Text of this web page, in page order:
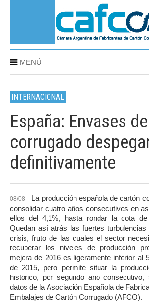
MENÚ
INTERNACIONAL
España: Envases de
corrugado
definitivamente
08/08 – La producción española de cartón
consolidar cuatro años consecutivos en
ellos del 4,1%, hasta rondar la cota
Quedan así atrás las fuertes turbulencias
crisis, fruto de las cuales el sector
recuperar los niveles de producción
mejora de 2016 es ligeramente inferior al
de 2015, pero permite situar la
histórico, por segundo año consecutivo,
datos de la Asociación Española de
Embalajes de Cartón Corrugado (AFCO).